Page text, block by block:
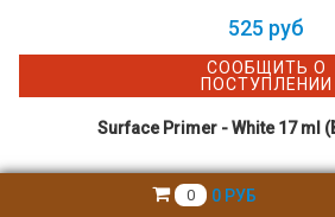
525 руб
СООБЩИТЬ О
ПОСТУПЛЕНИИ
Surface Primer - White 17 ml
0 0 РУБ